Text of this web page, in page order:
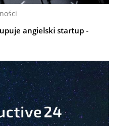
angielski startup -